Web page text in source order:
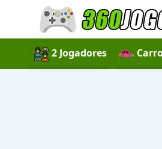
2 Jogadores